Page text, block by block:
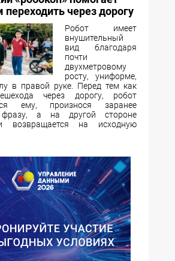
через дорогу
Робот имеет
внушительный
вид благодаря
почти
двухметровому
росту, униформе,
в правой руке. Перед тем как
через дорогу, робот
ему, произнося заранее
фразу, а на другой стороне
возвращается на исходную